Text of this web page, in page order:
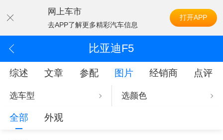
网上车市
去APP了解更多精彩汽车信息
打开APP
比亚迪F5
综述 文章 参配 图片 经销商 点评
选车型 选颜色
全部 外观